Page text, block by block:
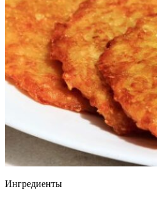
Ингредиенты